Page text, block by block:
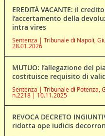
EREDITÀ VACANTE: il
l’accertamento della
intra vires
Sentenza | Tribunale di Napoli,
28.01.2026
MUTUO: l’allegazione del
costituisce requisito di
Sentenza | Tribunale di Potenza,
n.2218 | 10.11.2025
REVOCA DECRETO
ridotta ope iudicis